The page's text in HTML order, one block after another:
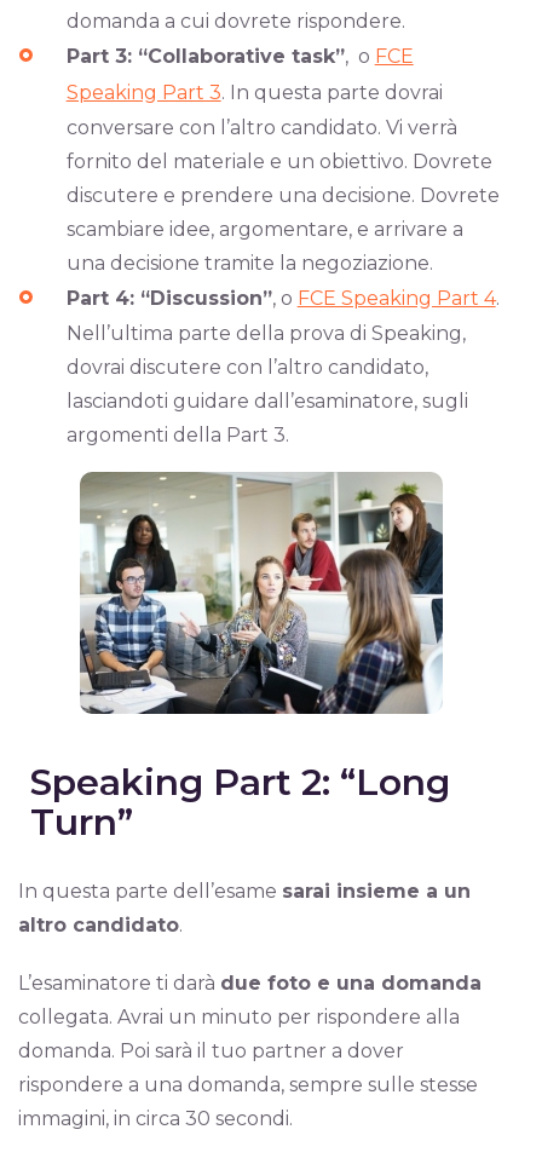
domanda a cui dovrete rispondere.
Part 3: “Collaborative task”, o FCE
Speaking Part 3. In questa parte dovrai
conversare con l’altro candidato. Vi verrà
fornito del materiale e un obiettivo. Dovrete
discutere e prendere una decisione. Dovrete
scambiare idee, argomentare, e arrivare a
una decisione tramite la negoziazione.
Part 4: “Discussion”, o FCE Speaking Part 4.
Nell’ultima parte della prova di Speaking,
dovrai discutere con l’altro candidato,
lasciandoti guidare dall’esaminatore, sugli
argomenti della Part 3.
Speaking Part 2: “Long
Turn”
In questa parte dell’esame sarai insieme a un
altro candidato.
L’esaminatore ti darà due foto e una domanda
collegata. Avrai un minuto per rispondere alla
domanda. Poi sarà il tuo partner a dover
rispondere a una domanda, sempre sulle stesse
immagini, in circa 30 secondi.